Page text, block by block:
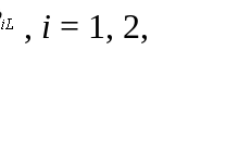
, i = 1, 2,